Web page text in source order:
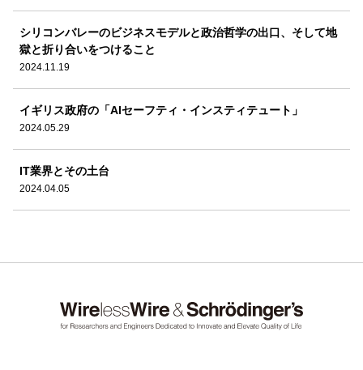
シリコンバレーのビジネスモデルと政治哲学の出口、そして地
獄と折り合いをつけること
2024.11.19
イギリス政府の「AIセーフティ・インスティテュート」
2024.05.29
IT業界とその土台
2024.04.05